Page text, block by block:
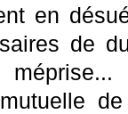
en
de